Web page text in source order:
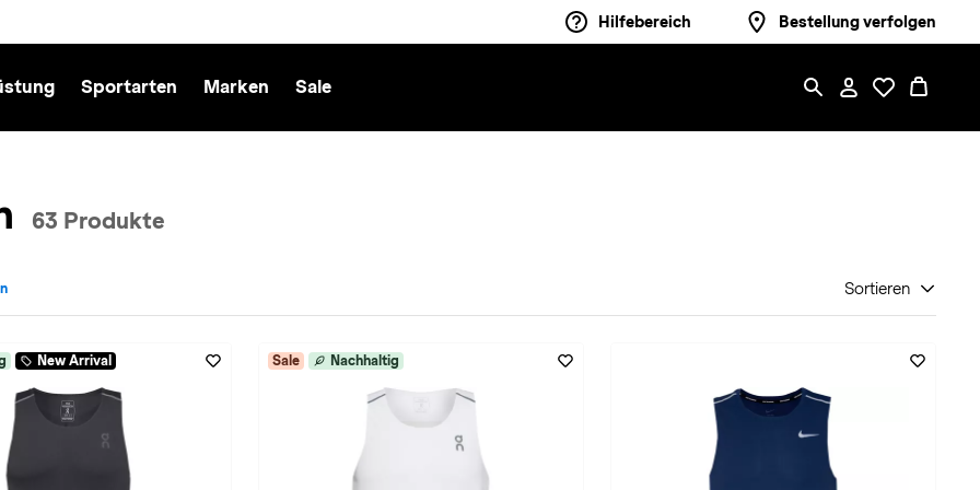
Hilfebereich Bestellung verfolgen
Sportarten Marken Sale
63 Produkte
Herren entfernen Sortieren
New Arrival Sale Nachhaltig